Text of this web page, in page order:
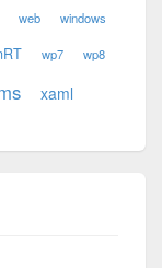
web windows
wp7 wp8
xaml